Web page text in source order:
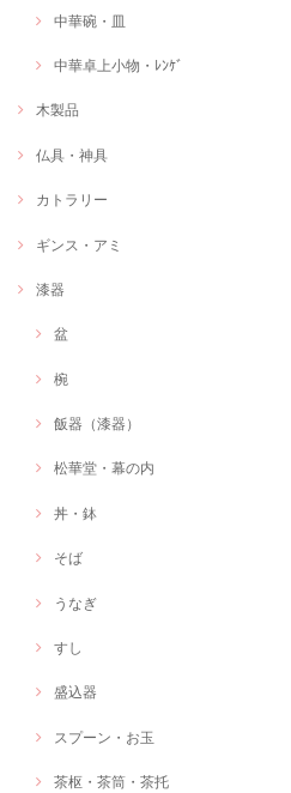
中華碗・皿
中華卓上小物・ﾚﾝｹﾞ
木製品
仏具・神具
カトラリー
ギンス・アミ
漆器
盆
椀
飯器（漆器）
松華堂・幕の内
丼・鉢
そば
うなぎ
すし
盛込器
スプーン・お玉
茶枢・茶筒・茶托